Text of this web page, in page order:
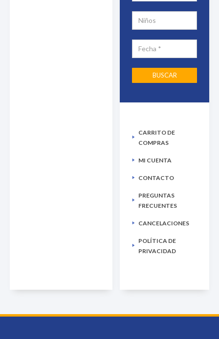
CARRITO DE
COMPRAS
MI CUENTA
CONTACTO
PREGUNTAS
FRECUENTES
CANCELACIONES
POLÍTICA DE
PRIVACIDAD